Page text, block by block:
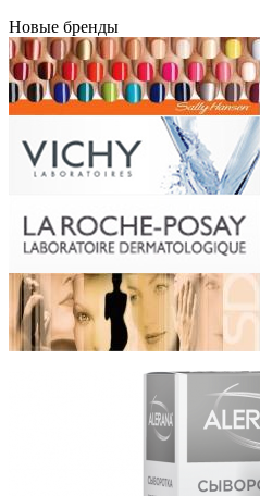
Новые бренды